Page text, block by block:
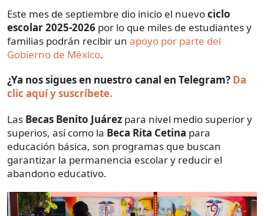
Este mes de septiembre dio inicio el nuevociclo
escolar 2025-2026 por lo que miles de estudiantes y
familias podrán recibir un apoyo por parte del
Gobierno de México.
¿Ya nos sigues en nuestro canal en Telegram? Da
clic aquí y suscríbete.
Las Becas Benito Juárez para nivel medio superior y
superios, así como la Beca Rita Cetina para
educación básica, son programas que buscan
garantizar la permanencia escolar y reducir el
abandono educativo.